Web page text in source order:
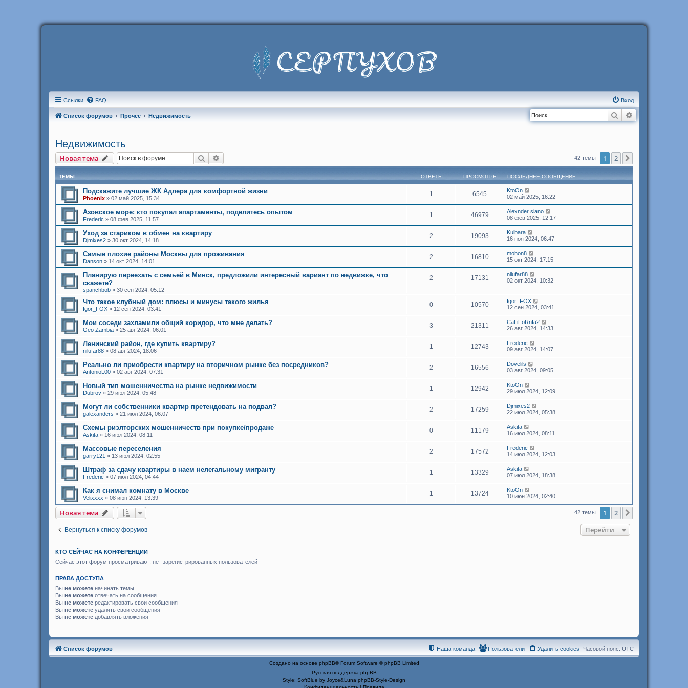
Ссылки FAQ Вход
Список форумов Прочее Недвижимость Поиск
Недвижимость
Новая тема Поиск 42 темы 1 2
ТЕМЫ ОТВЕТЫ ПРОСМОТРЫ ПОСЛЕДНЕЕ СООБЩЕНИЕ
Подскажите лучшие ЖК Адлера для комфортной жизни
Phoenix » 02 май 2025, 15:34
1 6545
KtoOn
02 май 2025, 16:22
Азовское море: кто покупал апартаменты, поделитесь опытом
Frederic » 08 фев 2025, 11:57
1 46979
Alexnder siano
08 фев 2025, 12:17
Уход за стариком в обмен на квартиру
Djmixes2 » 30 окт 2024, 14:18
2 19093
Kulbara
16 ноя 2024, 06:47
Самые плохие районы Москвы для проживания
Danson » 14 окт 2024, 14:01
2 16810
mohon8
15 окт 2024, 17:15
Планирую переехать с семьей в Минск, предложили интересный вариант по недвижке, что
скажете?
spanchbob » 30 сен 2024, 05:12
2 17131
nilufar88
02 окт 2024, 10:32
Что такое клубный дом: плюсы и минусы такого жилья
Igor_FOX » 12 сен 2024, 03:41
0 10570
Igor_FOX
12 сен 2024, 03:41
Мои соседи захламили общий коридор, что мне делать?
Geo Zambia » 25 авг 2024, 06:01
3 21311
CaLiFoRnIa2
26 авг 2024, 14:33
Ленинский район, где купить квартиру?
nilufar88 » 08 авг 2024, 18:06
1 12743
Frederic
09 авг 2024, 14:07
Реально ли приобрести квартиру на вторичном рынке без посредников?
AntonioL00 » 02 авг 2024, 07:31
2 16556
Dovelils
03 авг 2024, 09:05
Новый тип мошенничества на рынке недвижимости
Dubrov » 29 июл 2024, 05:48
1 12942
KtoOn
29 июл 2024, 12:09
Могут ли собственники квартир претендовать на подвал?
galexanders » 21 июл 2024, 06:07
2 17259
Djmixes2
22 июл 2024, 05:38
Схемы риэлторских мошенничеств при покупке/продаже
Askita » 16 июл 2024, 08:11
0 11179
Askita
16 июл 2024, 08:11
Массовые переселения
garry121 » 13 июл 2024, 02:55
2 17572
Frederic
14 июл 2024, 12:03
Штраф за сдачу квартиры в наем нелегальному мигранту
Frederic » 07 июл 2024, 04:44
1 13329
Askita
07 июл 2024, 18:38
Как я снимал комнату в Москве
Velixxxx » 08 июн 2024, 13:39
1 13724
KtoOn
10 июн 2024, 02:40
Новая тема 42 темы 1 2
Вернуться к списку форумов Перейти
КТО СЕЙЧАС НА КОНФЕРЕНЦИИ
Сейчас этот форум просматривают: нет зарегистрированных пользователей
ПРАВА ДОСТУПА
Вы не можете начинать темы
Вы не можете отвечать на сообщения
Вы не можете редактировать свои сообщения
Вы не можете удалять свои сообщения
Вы не можете добавлять вложения
Список форумов Часовой пояс: UTC
Удалить cookies
Пользователи
Наша команда
Создано на основе phpBB® Forum Software © phpBB Limited
Русская поддержка phpBB
Style: SoftBlue by Joyce&Luna phpBB-Style-Design